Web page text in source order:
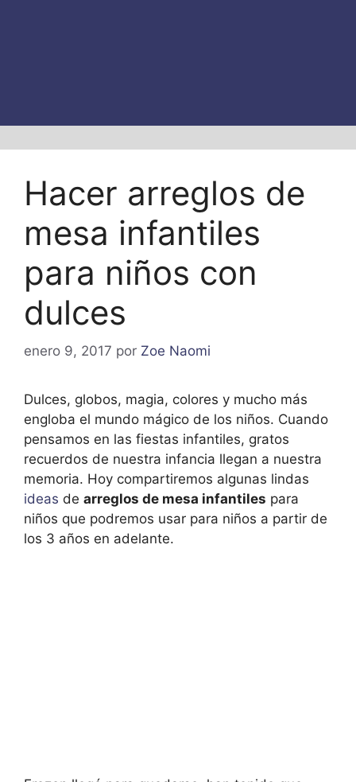
Hacer arreglos de
mesa infantiles
para niños con
dulces
enero 9, 2017 por Zoe Naomi
Dulces, globos, magia, colores y mucho más
engloba el mundo mágico de los niños. Cuando
pensamos en las fiestas infantiles, gratos
recuerdos de nuestra infancia llegan a nuestra
memoria. Hoy compartiremos algunas lindas
ideas de arreglos de mesa infantiles para
niños que podremos usar para niños a partir de
los 3 años en adelante.